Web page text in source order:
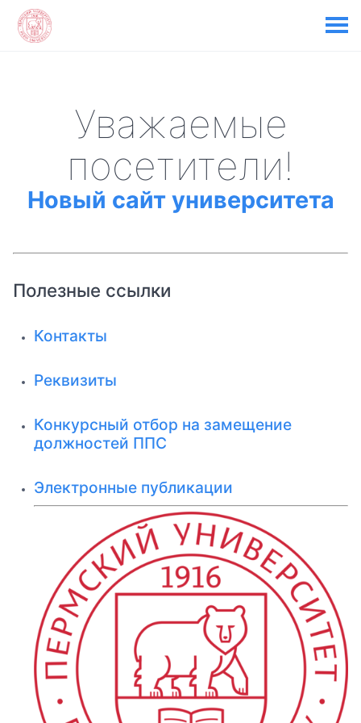
Уважаемые
посетители!
Новый сайт университета
Полезные ссылки
Контакты
Реквизиты
Конкурсный отбор на замещение
должностей ППС
Электронные публикации